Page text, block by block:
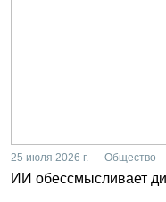
25 июля 2026 г. — Общество
ИИ обессмысливает